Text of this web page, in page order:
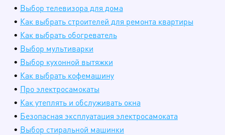
• Выбор телевизора для дома
• Как выбрать строителей для ремонта квартиры
• Как выбрать обогреватель
• Выбор мультиварки
• Выбор кухонной вытяжки
• Как выбрать кофемашину
• Про электросамокаты
• Как утеплять и обслуживать окна
• Безопасная эксплуатация электросамоката
• Выбор стиральной машинки